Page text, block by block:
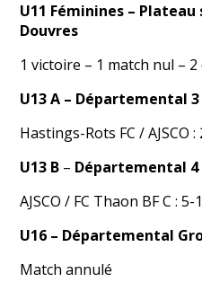
U11 Féminines – Plateau
Douvres
1 victoire – 1 match nul –
U13 A – Départemental 3
Hastings-Rots FC / AJSCO :
U13 B – Départemental 4
AJSCO / FC Thaon BF C : 5-
U16 – Départemental
Match annulé